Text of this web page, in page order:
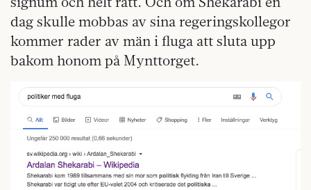
dag skulle mobbas av sina regeringskollegor
kommer rader av män i fluga att sluta upp
bakom honom på Mynttorget.